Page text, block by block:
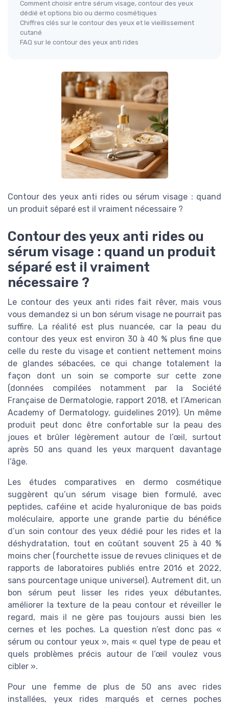
Comment choisir entre sérum visage, contour des yeux
dédié et options bio ou dermo cosmétiques
Chiffres clés sur le contour des yeux et le vieillissement
cutané
FAQ sur le contour des yeux anti rides
Contour des yeux anti rides ou sérum visage : quand
un produit séparé est il vraiment nécessaire ?
Contour des yeux anti rides ou
sérum visage : quand un produit
séparé est il vraiment
nécessaire ?
Le contour des yeux anti rides fait rêver, mais vous
vous demandez si un bon sérum visage ne pourrait pas
suffire. La réalité est plus nuancée, car la peau du
contour des yeux est environ 30 à 40 % plus fine que
celle du reste du visage et contient nettement moins
de glandes sébacées, ce qui change totalement la
façon dont un soin se comporte sur cette zone
(données compilées notamment par la Société
Française de Dermatologie, rapport 2018, et l’American
Academy of Dermatology, guidelines 2019). Un même
produit peut donc être confortable sur la peau des
joues et brûler légèrement autour de l’œil, surtout
après 50 ans quand les yeux marquent davantage
l’âge.
Les études comparatives en dermo cosmétique
suggèrent qu’un sérum visage bien formulé, avec
peptides, caféine et acide hyaluronique de bas poids
moléculaire, apporte une grande partie du bénéfice
d’un soin contour des yeux dédié pour les rides et la
déshydratation, tout en coûtant souvent 25 à 40 %
moins cher (fourchette issue de revues cliniques et de
rapports de laboratoires publiés entre 2016 et 2022,
sans pourcentage unique universel). Autrement dit, un
bon sérum peut lisser les rides yeux débutantes,
améliorer la texture de la peau contour et réveiller le
regard, mais il ne gère pas toujours aussi bien les
cernes et les poches. La question n’est donc pas «
sérum ou contour yeux », mais « quel type de peau et
quels problèmes précis autour de l’œil voulez vous
cibler ».
Pour une femme de plus de 50 ans avec rides
installées, yeux rides marqués et cernes poches